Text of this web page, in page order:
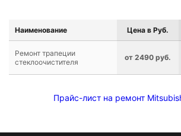
Наименование Цена в Руб.
Ремонт трапеции
стеклоочистителя
от 2490 руб.
Прайс-лист на ремонт